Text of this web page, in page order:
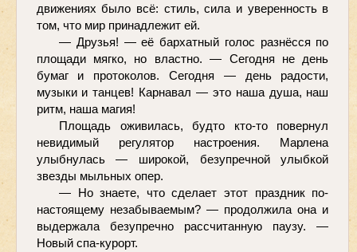
движениях было всё: стиль, сила и уверенность в
том, что мир принадлежит ей.
— Друзья! — её бархатный голос разнёсся по
площади мягко, но властно. — Сегодня не день
бумаг и протоколов. Сегодня — день радости,
музыки и танцев! Карнавал — это наша душа, наш
ритм, наша магия!
Площадь оживилась, будто кто-то повернул
невидимый регулятор настроения. Марлена
улыбнулась — широкой, безупречной улыбкой
звезды мыльных опер.
— Но знаете, что сделает этот праздник по-
настоящему незабываемым? — продолжила она и
выдержала безупречно рассчитанную паузу. —
Новый спа-курорт.